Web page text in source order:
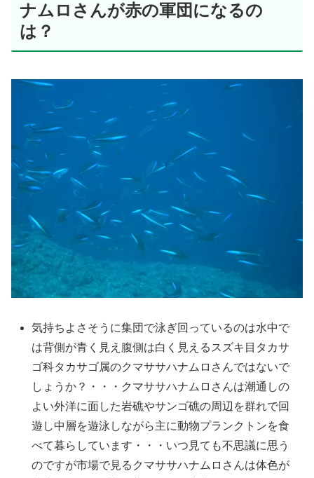
ナムロさんが赤の軍団になるの
は？
気持ちよさそうに集団で泳ぎ回っているのは水中で
は背側が青く見え腹側は白く見えるスズキ目タカサ
ゴ科タカサゴ属のクマササハナムロさんではないで
しょうか？・・・クマササハナムロさんは潮通しの
よい外洋に面した岩礁やサンゴ礁の周辺を群れで回
遊し中層を遊泳しながら主に動物プランクトンを食
べて暮らしています・・・いつ見ても不思議に思う
のですが市場で見るクマササハナムロさんは体色が